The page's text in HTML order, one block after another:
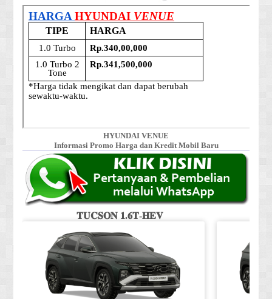
HYUNDAI VENUE
Informasi Promo Harga dan Kredit Mobil Baru
𝐓𝐔𝐂𝐒𝐎𝐍 𝟏.𝟔𝐓-𝐇𝐄𝐕